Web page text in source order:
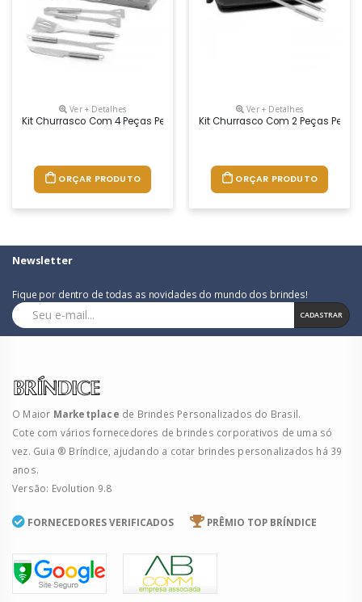
Ver + Detalhes
Kit Churrasco Com 4 Peças Personalizado
ORÇAR PRODUTO
Ver + Detalhes
Kit Churrasco Com 2 Peças
ORÇAR PRODUTO
Newsletter
Fique por dentro de todas as novidades do mundo dos brindes!
CADASTRAR
O Maior Marketplace de Brindes Personalizados do Brasil.
Cote com vários fornecedores de brindes corporativos de uma só
vez. Guia ® Bríndice, ajudando a cotar brindes personalizados há 39
anos.
Versão: Evolution 9.8
FORNECEDORES VERIFICADOS PRÊMIO TOP BRÍNDICE